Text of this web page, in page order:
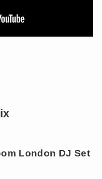
London DJ Set